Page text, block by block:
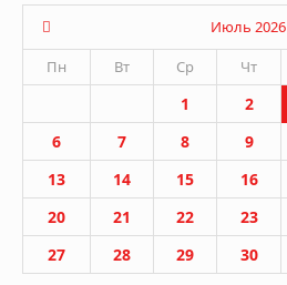
Июль 2026
Пн
Вт Ср Чт
1 2
6
7 8 9
13
14 15 16
20
21 22 23
27
28 29 30